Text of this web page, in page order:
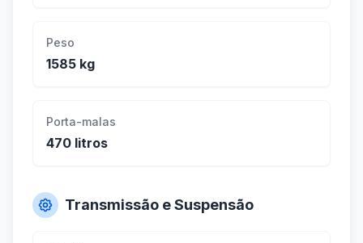
Peso
1585 kg
Porta-malas
470 litros
Transmissão e Suspensão